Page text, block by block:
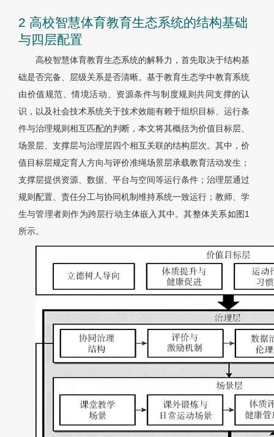
2 高校智慧体育教育生态系统的结构基础
与四层配置
高校智慧体育教育生态系统的解释力，首先取决于结构基
础是否完备、层级关系是否清晰。基于教育生态学中教育系统
由价值规范、情境活动、资源条件与制度规则共同支撑的认
识，以及社会技术系统关于技术效能有赖于组织目标、运行条
件与治理规则相互匹配的判断，本文将其概括为价值目标层、
场景层、支撑层与治理层四个相互关联的结构层次。其中，价
值目标层规定育人方向与评价准绳场景层承载教育活动发生；
支撑层提供资源、数据、平台与空间等运行条件；治理层通过
规则配置、责任分工与协同机制维持系统一致运行；教师、学
生与管理者则作为跨层行动主体嵌入其中。其整体关系如图1
所示。